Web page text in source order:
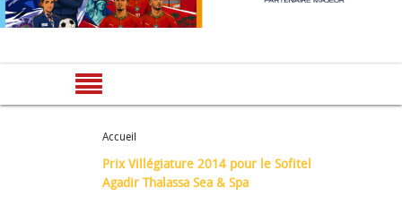
Accueil
Prix Villégiature 2014 pour le Sofitel
Agadir Thalassa Sea & Spa